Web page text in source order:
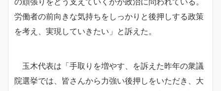
の頑張りをどう支えていくかが政治に問われている。
労働者の前向きな気持ちをしっかりと後押しする政策
を考え、実現していきたい」と訴えた。
玉木代表は「手取りを増やす、を訴えた昨年の衆議
院選挙では、皆さんから力強い後押しをいただき、大